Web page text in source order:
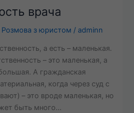
врача
Розмова з юристом / adminn
а есть – маленькая.
– это маленькая, а
А гражданская
когда через суд с
– это вроде маленькая, но
быть много…